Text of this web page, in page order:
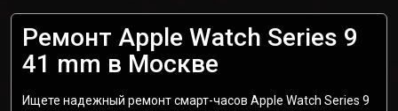
Ремонт Apple Watch Series 9
41 mm в Москве
Ищете надежный ремонт смарт-часов Apple Watch Series 9